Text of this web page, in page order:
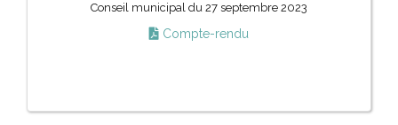
Conseil municipal du 27 septembre 2023
Compte-rendu